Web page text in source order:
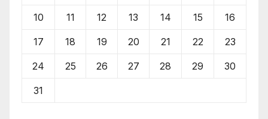
10 11 12 13 14 15 16
17 18 19 20 21 22 23
24 25 26 27 28 29 30
31